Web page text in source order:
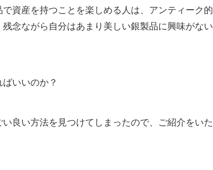
資産を持つことを楽しめる人は、アンティーク的
念ながら自分はあまり美しい銀製品に興味がない
いいのか？
良い方法を見つけてしまったので、ご紹介をいた